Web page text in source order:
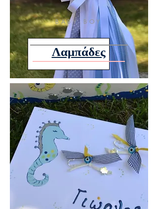
BABY BOY
Λαμπάδες